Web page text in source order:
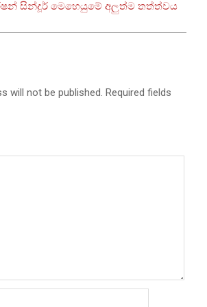
සින්දූර් මෙහෙයුමේ අලුත්ම තත්ත්වය
will not be published. Required fields